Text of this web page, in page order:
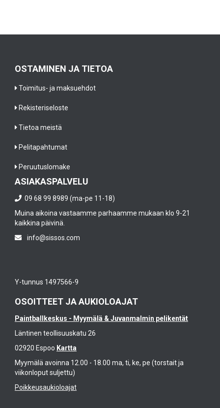
OSTAMINEN JA TIETOA
Toimitus- ja maksuehdot
Rekisteriseloste
Tietoa meistä
Pelitapahtumat
Peruutuslomake
ASIAKASPALVELU
09 68 99 8989 (ma-pe 11-18)
Muina aikoina vastaamme parhaamme mukaan klo 9-21
kaikkina päivinä.
info@sissos.com
Y-tunnus 1497566-9
OSOITTEET JA AUKIOLOAJAT
Paintballkeskus - Myymälä & Juvanmalmin pelikentät
Läntinen teollisuuskatu 26
02920 Espoo Kartta
Myymälä avoinna 12.00 - 18.00 ma, ti, ke, pe (torstait ja
viikonloput suljettu)
Poikkeusaukioloajat